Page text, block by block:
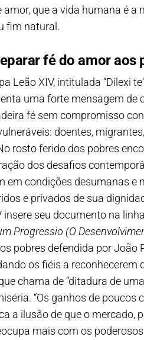
que a vida humana é a
fim natural.
fé do amor aos
XIV, intitulada “Dilexi
uma forte mensagem
fé sem compromisso
doentes,
rosto ferido dos pobres
dos desafios
condições desumanas e
e privados de sua
seu documento na
Progressio (O
pobres defendida por
os fiéis a reconhecerem
chama de “ditadura de
“Os ganhos de poucos
a ilusão de que o mercado,
mais com os